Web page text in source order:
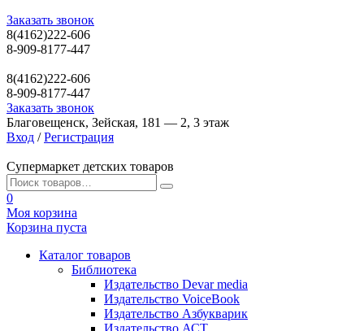
Заказать звонок
8(4162)222-606
8-909-8177-447
8(4162)222-606
8-909-8177-447
Заказать звонок
Благовещенск, Зейская, 181 — 2, 3 этаж
Вход / Регистрация
Супермаркет детских товаров
0
Моя корзина
Корзина пуста
Каталог товаров
Библиотека
Издательство Devar media
Издательство VoiceBook
Издательство Азбукварик
Издательство АСТ